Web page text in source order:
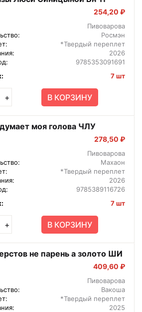
254,20 ₽
Пивоварова
Росмэн
*Твердый переплет
2026
9785353091691
7 шт
+ В КОРЗИНУ
моя голова ЧЛУ
278,50 ₽
Пивоварова
Махаон
*Твердый переплет
2026
9785389116726
7 шт
+ В КОРЗИНУ
не парень а золото ШИ
409,60 ₽
Пивоварова
Вакоша
*Твердый переплет
2025